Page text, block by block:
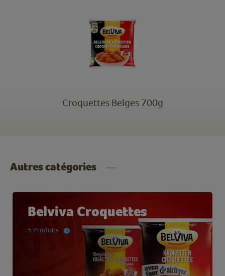
Croquettes Belges 700g
Autres catégories
Belviva Croquettes
5 Produits